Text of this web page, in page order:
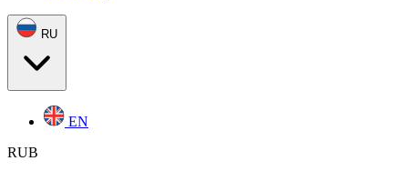
RU
EN
RUB